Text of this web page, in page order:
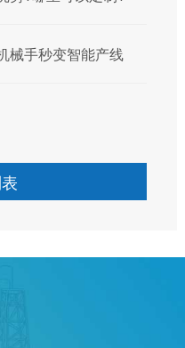
械手秒变智能产线